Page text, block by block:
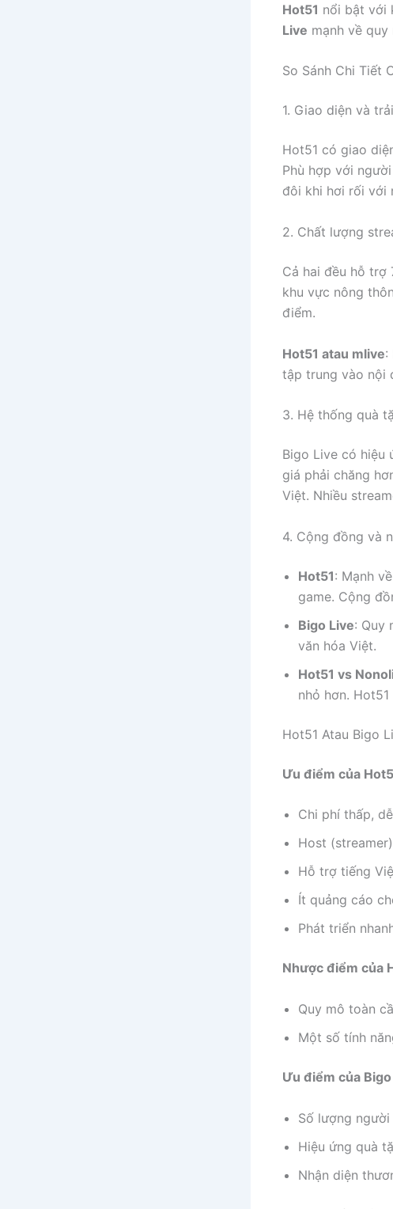
Hot51 nổi bật với
Live mạnh về
So Sánh Chi Tiết
1. Giao diện và
Hot51 có giao
Phù hợp với
đôi khi hơi rối với
2. Chất lượng
Cả hai đều hỗ trợ
khu vực nông
điểm.
Hot51 atau mlive:
tập trung vào nội
3. Hệ thống quà
Bigo Live có hiệu
giá phải chăng
Việt. Nhiều
4. Cộng đồng và
Hot51: Mạnh
game. Cộng
Bigo Live: Quy
văn hóa Việt.
Hot51 vs
nhỏ hơn.
Hot51 Atau Bigo
Ưu điểm của
Chi phí thấp,
Host
Hỗ trợ tiếng
Ít quảng cáo
Phát triển
Nhược điểm của
Quy mô toàn
Một số tính
Ưu điểm của
Số lượng người
Hiệu ứng quà
Nhận diện